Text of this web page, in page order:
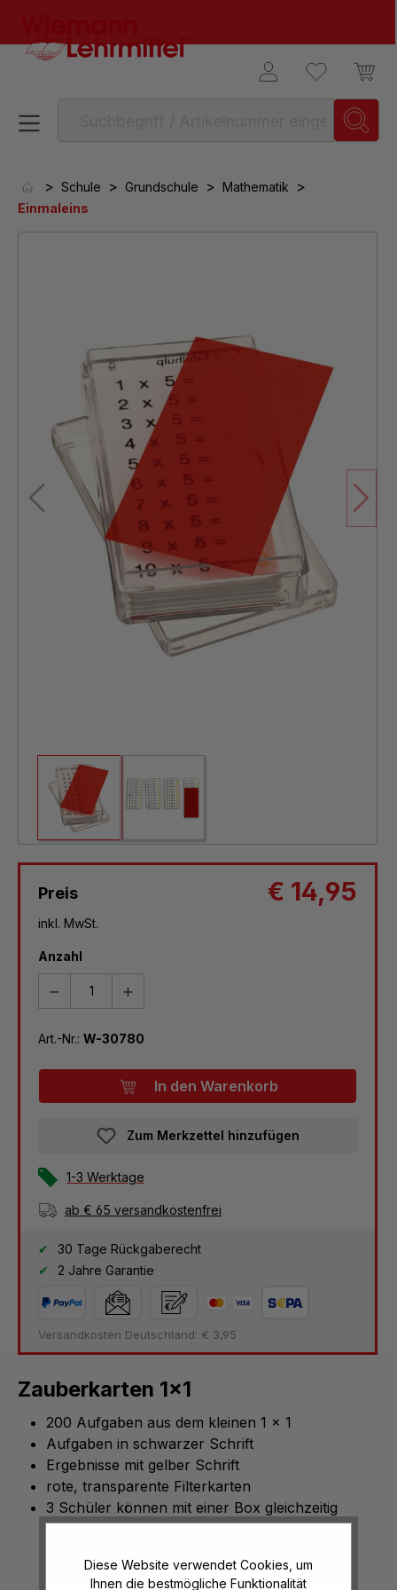
> Schule > Grundschule > Mathematik >
Einmaleins
Preis € 14,95
inkl. MwSt.
Anzahl
Art.-Nr.: W-30780
In den Warenkorb
Zum Merkzettel hinzufügen
1-3 Werktage
ab € 65 versandkostenfrei
30 Tage Rückgaberecht
2 Jahre Garantie
Versandkosten Deutschland: € 3,95
Zauberkarten 1x1
200 Aufgaben aus dem kleinen 1 x 1
Aufgaben in schwarzer Schrift
Ergebnisse mit gelber Schrift
rote, transparente Filterkarten
3 Schüler können mit einer Box gleichzeitig
arbeiten
Diese Website verwendet Cookies, um
Ihnen die bestmögliche Funktionalität